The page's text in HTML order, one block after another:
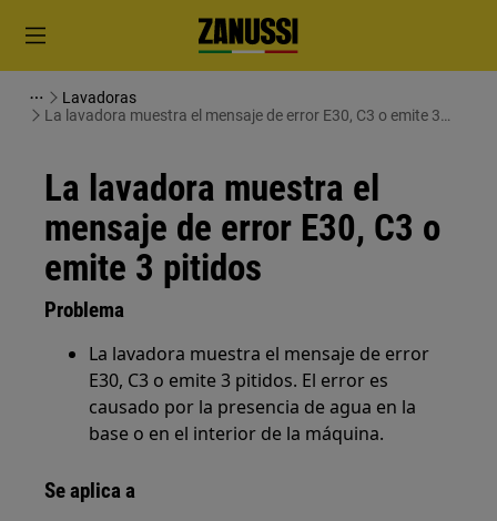
Lavadoras
La lavadora muestra el mensaje de error E30, C3 o emite 3
La lavadora muestra el
mensaje de error E30, C3 o
emite 3 pitidos
Problema
La lavadora muestra el mensaje de error
E30, C3 o emite 3 pitidos. El error es
causado por la presencia de agua en la
base o en el interior de la máquina.
Se aplica a